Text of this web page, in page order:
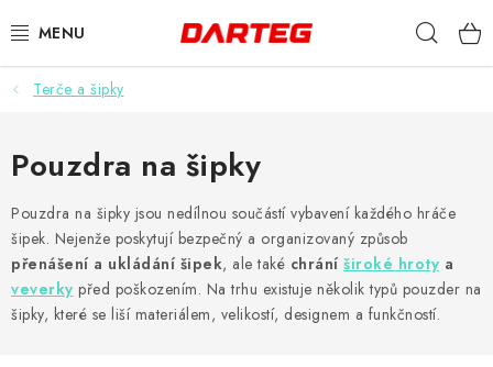
na
ŠIPKY
TERČE
DOPLŇKY K TERČI
LETKY
NÁSADKY
Terče a šipky
Pouzdra na šipky
Pouzdra na šipky jsou nedílnou součástí vybavení každého hráče
šipek. Nejenže poskytují bezpečný a organizovaný způsob
přenášení a ukládání šipek, ale také chrání široké hroty a
veverky před poškozením. Na trhu existuje několik typů pouzder na
šipky, které se liší materiálem, velikostí, designem a funkčností.